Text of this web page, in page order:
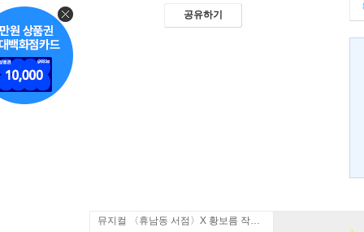
공유하기
뮤지컬 〈휴남동 서점〉X 황보름 작가 북토크